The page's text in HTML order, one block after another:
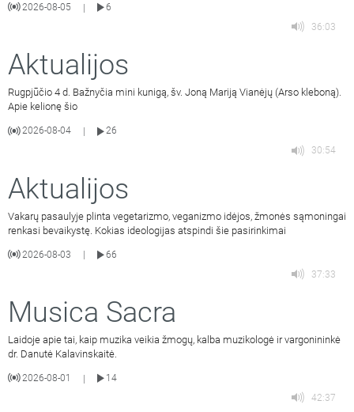
2026-08-05 |
6
36:03
Aktualijos
Rugpjūčio 4 d. Bažnyčia mini kunigą, šv. Joną Mariją Vianėjų (Arso kleboną).
Apie kelionę šio
2026-08-04
26
30:54
Aktualijos
Vakarų pasaulyje plinta vegetarizmo, veganizmo idėjos, žmonės sąmoningai
renkasi bevaikystę. Kokias ideologijas atspindi šie pasirinkimai
2026-08-03
66
37:33
Musica Sacra
Laidoje apie tai, kaip muzika veikia žmogų, kalba muzikologė ir vargonininkė
dr. Danutė Kalavinskaitė.
2026-08-01 |
14
42:37